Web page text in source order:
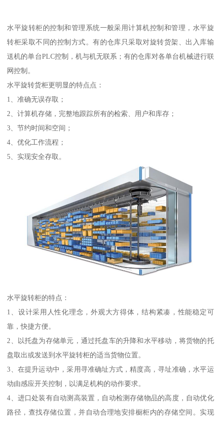
水平旋转柜的控制和管理系统一般采用计算机控制和管理，水平旋
转柜采取不同的控制方式。有的仓库只采取对旋转货架、出入库输
送机的单台PLC控制，机与机无联系；有的仓库对各单台机械进行联
网控制。
水平旋转货柜更明显的特点点：
1、准确无误存取；
2、计算机存储，完整地跟踪所有的检索、用户和库存；
3、节约时间和空间；
4、优化工作流程；
5、实现安全存取。
水平旋转柜的特点：
1、设计采用人性化理念，外观大方得体，结构紧凑，性能稳定可
靠，快捷方便。
2、以托盘为存储单元，通过托盘车的升降和水平移动，将货物的托
盘取出或发送到水平旋转柜的适当货物位置。
3、在提升运动中，采用寻准确址方式，精度高，寻址准确，水平运
动由感应开关控制，以满足机构的动作要求。
4、进口处装有自动测高装置，自动检测存储物品的高度，自动优化
路径，查找存储位置，并自动合理地安排橱柜内的存储空间。实现